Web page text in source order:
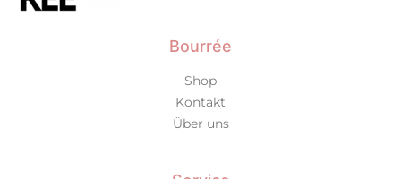
Bourrée
Shop
Kontakt
Über uns